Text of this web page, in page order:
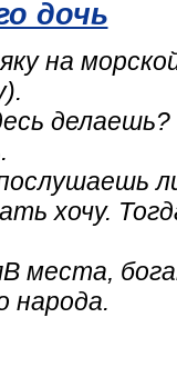
дочь
на
делаешь?
хочу.
места,
народа.